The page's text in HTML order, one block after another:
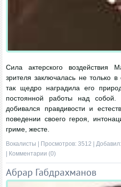
Сила актерского воздействия
зрителя заключалась не только
так щедро наградила его
постоянной работы над
добивался правдивости и
поведении своего героя,
гриме, жесте.
Вокалисты | Просмотров: 3512 | Добавил:
Комментарии (0)
Абрар Габдрахманов